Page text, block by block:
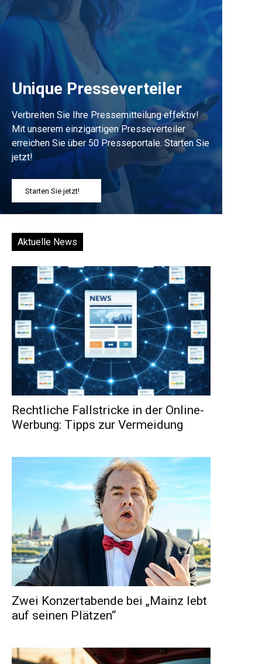
Unique Presseverteiler
Verbreiten Sie Ihre Pressemitteilung effektiv!
Mit unserem einzigartigen Presseverteiler
erreichen Sie über 50 Presseportale. Starten Sie
jetzt!
Starten Sie jetzt!
Aktuelle News
Rechtliche Fallstricke in der Online-
Werbung: Tipps zur Vermeidung
Zwei Konzertabende bei „Mainz lebt
auf seinen Plätzen“